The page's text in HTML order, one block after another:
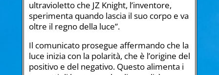
ultravioletto che JZ Knight, l’inventore,
sperimenta quando lascia il suo corpo e va
oltre il regno della luce”.
Il comunicato prosegue affermando che la
luce inizia con la polarità, che è l’origine del
positivo e del negativo. Questo alimenta i